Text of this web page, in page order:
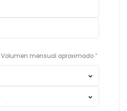
Volumen mensual aproximado